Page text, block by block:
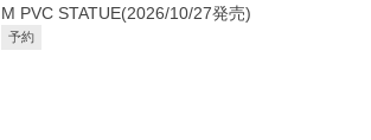
M PVC STATUE(2026/10/27発売)
予約